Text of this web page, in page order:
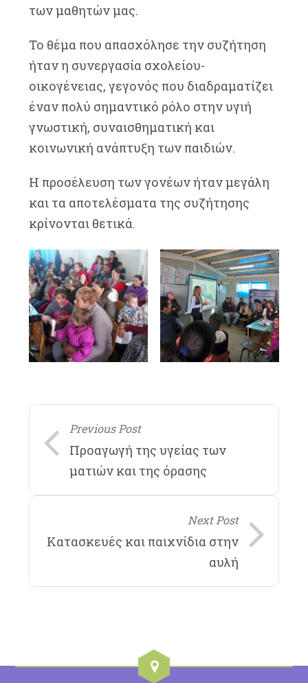
των μαθητών μας.
Το θέμα που απασχόλησε την συζήτηση
ήταν η συνεργασία σχολείου-
οικογένειας, γεγονός που διαδραματίζει
έναν πολύ σημαντικό ρόλο στην υγιή
γνωστική, συναισθηματική και
κοινωνική ανάπτυξη των παιδιών.
Η προσέλευση των γονέων ήταν μεγάλη
και τα αποτελέσματα της συζήτησης
κρίνονται θετικά.
Previous Post
Προαγωγή της υγείας των
ματιών και της όρασης
Next Post
Κατασκευές και παιχνίδια στην
αυλή